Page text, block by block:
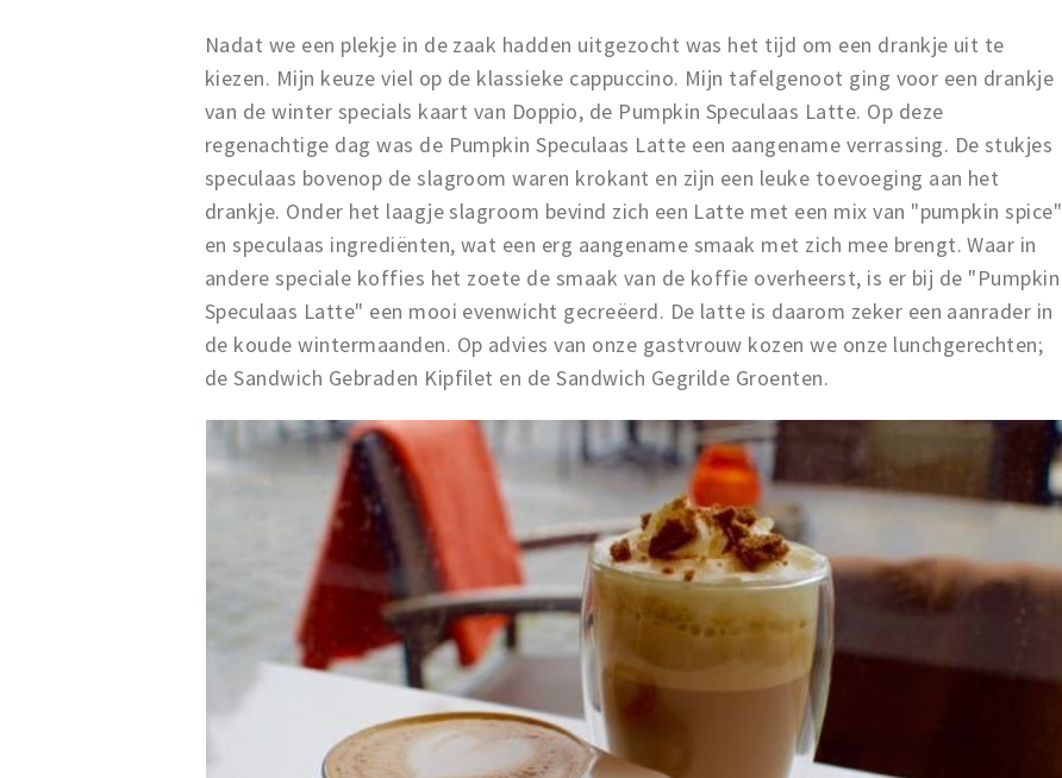
Nadat we een plekje in de zaak hadden uitgezocht was het tijd om een drankje uit te
kiezen. Mijn keuze viel op de klassieke cappuccino. Mijn tafelgenoot ging voor een drankje
van de winter specials kaart van Doppio, de Pumpkin Speculaas Latte. Op deze
regenachtige dag was de Pumpkin Speculaas Latte een aangename verrassing. De stukjes
speculaas bovenop de slagroom waren krokant en zijn een leuke toevoeging aan het
drankje. Onder het laagje slagroom bevind zich een Latte met een mix van "pumpkin spice"
en speculaas ingrediënten, wat een erg aangename smaak met zich mee brengt. Waar in
andere speciale koffies het zoete de smaak van de koffie overheerst, is er bij de "Pumpkin
Speculaas Latte" een mooi evenwicht gecreëerd. De latte is daarom zeker een aanrader in
de koude wintermaanden. Op advies van onze gastvrouw kozen we onze lunchgerechten;
de Sandwich Gebraden Kipfilet en de Sandwich Gegrilde Groenten.